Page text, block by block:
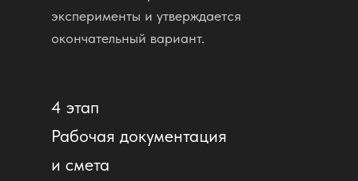
эксперименты и утверждается
окончательный вариант.
4 этап
и смета
Рабочая документация